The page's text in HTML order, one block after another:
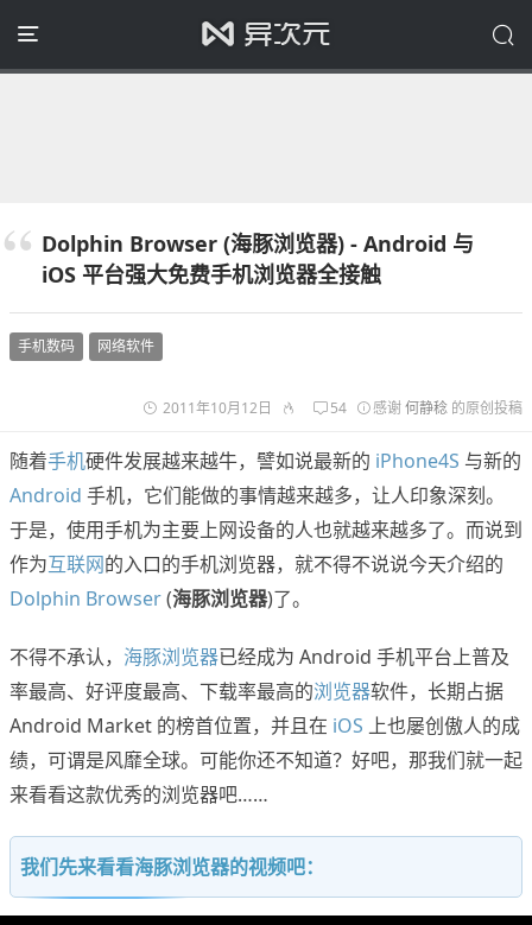
Dolphin Browser (海豚浏览器) - Android 与
iOS 平台强大免费手机浏览器全接触
手机数码 网络软件
2011年10月12日 54 感谢何静稔 的原创投稿
随着手机硬件发展越来越牛，譬如说最新的 iPhone4S 与新的
Android 手机，它们能做的事情越来越多，让人印象深刻。
于是，使用手机为主要上网设备的人也就越来越多了。而说到
作为互联网的入口的手机浏览器，就不得不说说今天介绍的
Dolphin Browser(海豚浏览器)了。
不得不承认， 海豚浏览器已经成为 Android 手机平台上普及
率最高、好评度最高、下载率最高的浏览器软件，长期占据
Android Market 的榜首位置，并且在 iOS 上也屡创傲人的成
绩，可谓是风靡全球。可能你还不知道？好吧，那我们就一起
来看看这款优秀的浏览器吧……
我们先来看看海豚浏览器的视频吧：